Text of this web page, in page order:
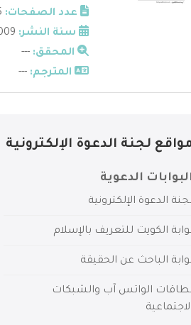
عدد الصفحات:
سنة النشر:
المحقق: ---
المترجم: ---
لجنة الدعوة الإلكترونية
الدعوية
الدعوة الإلكترونية
الكويت للتعريف بالإسلام
الباحث عن الحقيقة
الواتس آب والشبكات